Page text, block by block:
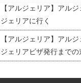
【アルジェリア】アル
ジェリアに行く
【アルジェリア】アル
ジェリアビザ発行までの